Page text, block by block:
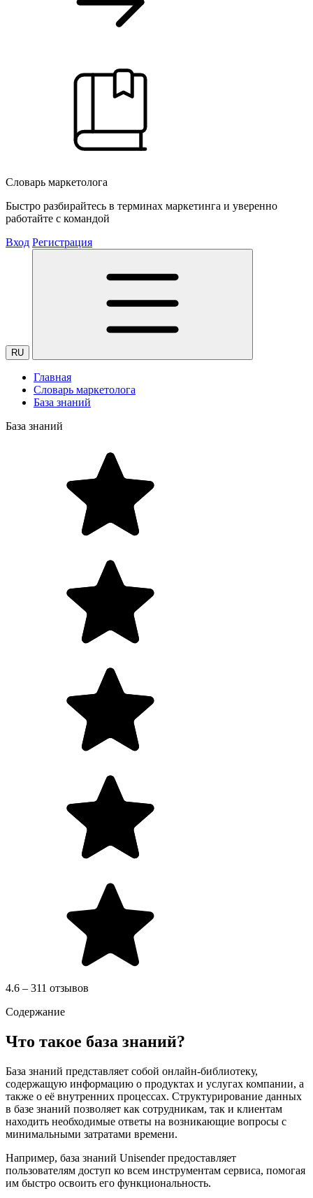
Словарь маркетолога
Быстро разбирайтесь в терминах маркетинга и уверенно
работайте с командой
Вход Регистрация
RU
Главная
Словарь маркетолога
База знаний
База знаний
4.6 – 311 отзывов
Содержание
Что такое база знаний?
База знаний представляет собой онлайн-библиотеку,
содержащую информацию о продуктах и услугах компании, а
также о её внутренних процессах. Структурирование данных
в базе знаний позволяет как сотрудникам, так и клиентам
находить необходимые ответы на возникающие вопросы с
минимальными затратами времени.
Например, база знаний Unisender предоставляет
пользователям доступ ко всем инструментам сервиса, помогая
им быстро освоить его функциональность.